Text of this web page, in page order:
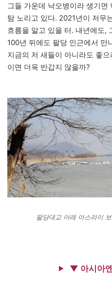
그들 가운데 낙오병이라 생기
탐 노리고 있다. 2021년이 저무
흐름을 알고 있을 터. 내년에도,
100년 뒤에도 팔당 인근에서 만
지금의 저 새들이 아니라도 좋
이면 더욱 반갑지 않을까?
팔당대교 아래 아스라이
▼ 아시아